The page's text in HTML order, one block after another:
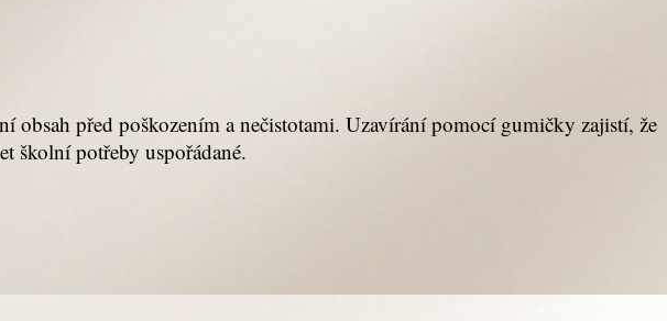
před poškozením a nečistotami. Uzavírání pomocí gumičky zajistí, že
školní potřeby uspořádané.